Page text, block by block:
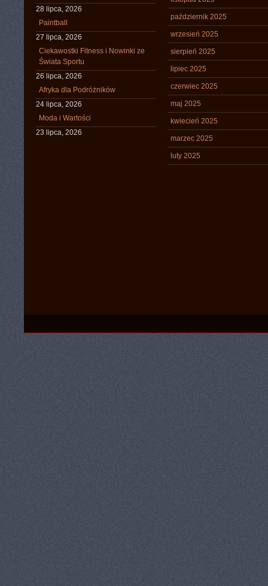
28 lipca, 2026
Paintball
27 lipca, 2026
Ciekawostki Fitness i Nowinki ze
Świata Sportu
26 lipca, 2026
Afryka dla Podróżników
24 lipca, 2026
Moda i Wartości
23 lipca, 2026
październik 2025
wrzesień 2025
sierpień 2025
lipiec 2025
czerwiec 2025
maj 2025
kwiecień 2025
marzec 2025
luty 2025